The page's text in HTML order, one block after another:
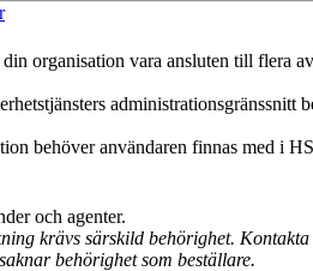
organisation vara ansluten till flera
administrationsgränssnitt
behöver användaren finnas med i
och agenter.
krävs särskild behörighet. Kontakta
behörighet som beställare.